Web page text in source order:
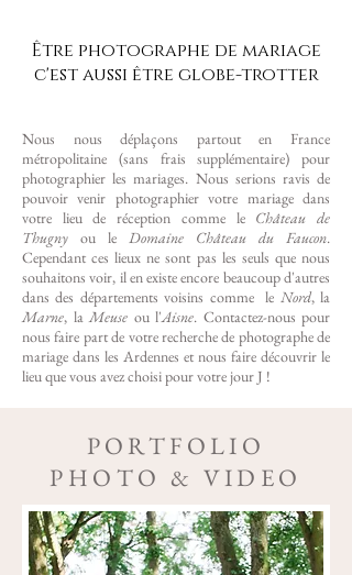
Être photographe de mariage
c'est aussi être globe-trotter
Nous nous déplaçons partout en France
métropolitaine (sans frais supplémentaire) pour
photographier les mariages. Nous serions ravis de
pouvoir venir photographier votre mariage dans
votre lieu de réception comme le Château de
Thugny ou le Domaine Château du Faucon.
Cependant ces lieux ne sont pas les seuls que nous
souhaitons voir, il en existe encore beaucoup d'autres
dans des départements voisins comme le Nord, la
Marne, laMeuse ou l'Aisne. Contactez-nous pour
nous faire part de votre recherche de photographe de
mariage dans les Ardennes et nous faire découvrir le
lieu que vous avez choisi pour votre jour J !
PORTFOLIO
PHOTO & VIDEO